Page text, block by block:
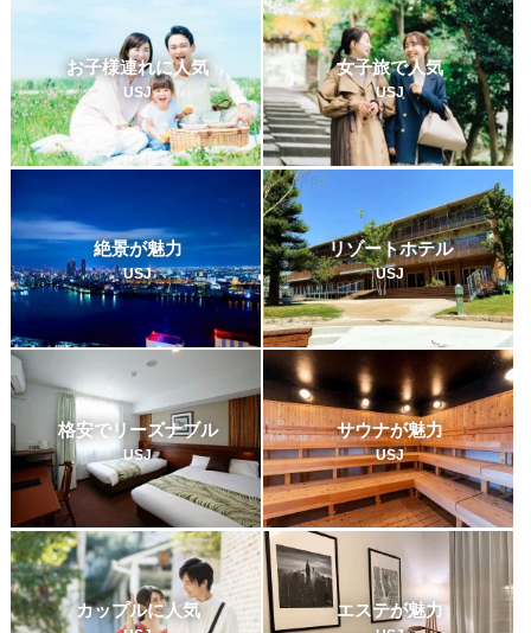
お子様連れに人気
USJ
女子旅で人気
USJ
絶景が魅力
USJ
リゾートホテル
USJ
格安でリーズナブル
USJ
サウナが魅力
USJ
カップルに人気 エステが魅力